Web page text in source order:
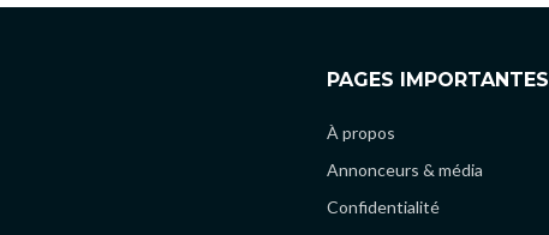
PAGES IMPORTANTES
À propos
Annonceurs & média
Confidentialité